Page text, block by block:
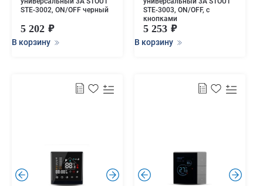
STE-3002, ON/OFF черный
5 202
В корзину
STE-3003, ON/OFF, с
кнопками
5 253
В корзину
. . . .